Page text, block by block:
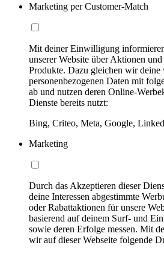
Marketing per Customer-Match
Mit deiner Einwilligung
unserer Website über Aktionen
Produkte. Dazu gleichen wir deine
personenbezogenen Daten mit
ab und nutzen deren Online-
Dienste bereits nutzt:
Bing, Criteo, Meta, Google,
Marketing
Durch das Akzeptieren dieser
deine Interessen abgestimmte
oder Rabattaktionen für unsere
basierend auf deinem Surf- und
sowie deren Erfolge messen. Mit
wir auf dieser Webseite folgende